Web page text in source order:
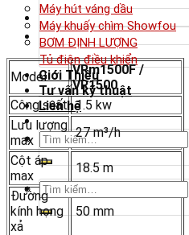
Máy hút váng dầu
Máy khuấy chìm Showfou
BƠM ĐỊNH LƯỢNG
Tủ điện điều khiển
Giới Thiệu
Tư vấn kỹ thuật
Liên hệ
Tìm
kiếm:
Tìm
kiếm:
Model
VRm1500F /
VR1500
Công suất 1.5 kw
Lưu lượng
max
27 m³/h
Cột áp
max
18.5 m
Đường
kính họng
xả
50 mm